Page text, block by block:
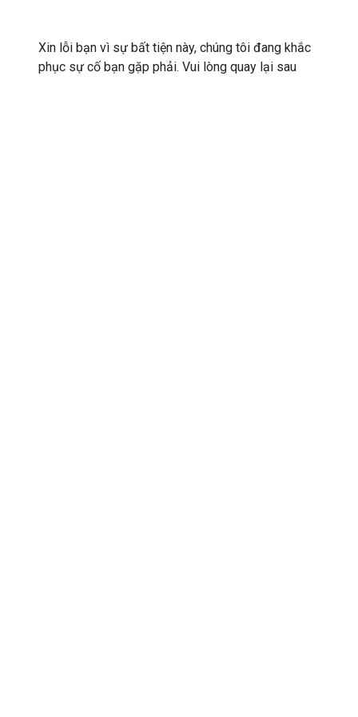
Xin lỗi bạn vì sự bất tiện này, chúng tôi đang khắc
phục sự cố bạn gặp phải. Vui lòng quay lại sau